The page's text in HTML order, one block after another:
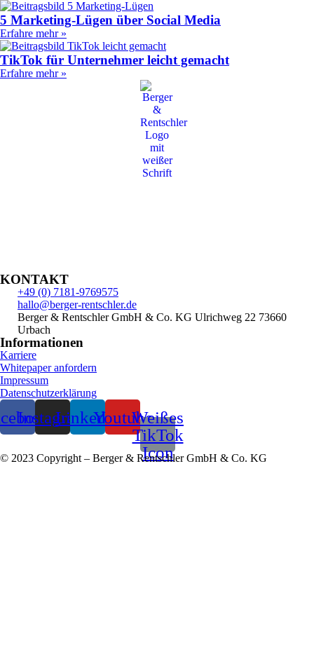
5 Marketing-Lügen über Social Media
Erfahre mehr »
TikTok für Unternehmer leicht gemacht
Erfahre mehr »
KONTAKT
+49 (0) 7181-9769575
hallo@berger-rentschler.de
Berger & Rentschler GmbH & Co. KG Ulrichweg 22 73660
Urbach
Informationen
Karriere
Whitepaper anfordern
Impressum
Datenschutzerklärung
InstagramLinkedinYoutubeWeißes
TikTok
Icon
© 2023 Copyright – Berger & Rentschler GmbH & Co. KG